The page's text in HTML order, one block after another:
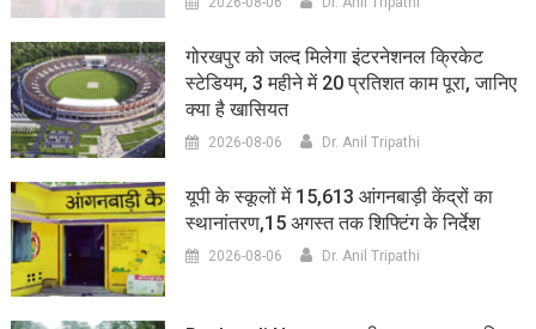
गोरखपुर को जल्द मिलेगा इंटरनेशनल क्रिकेट
स्टेडियम, 3 महीने में 20 प्रतिशत काम पूरा, जानिए
क्या है खासियत
2026-08-06 Dr. Anil Tripathi
यूपी के स्कूलों में 15,613 आंगनबाड़ी केंद्रों का
स्थानांतरण,15 अगस्त तक शिफ्टिंग के निर्देश
2026-08-06 Dr. Anil Tripathi